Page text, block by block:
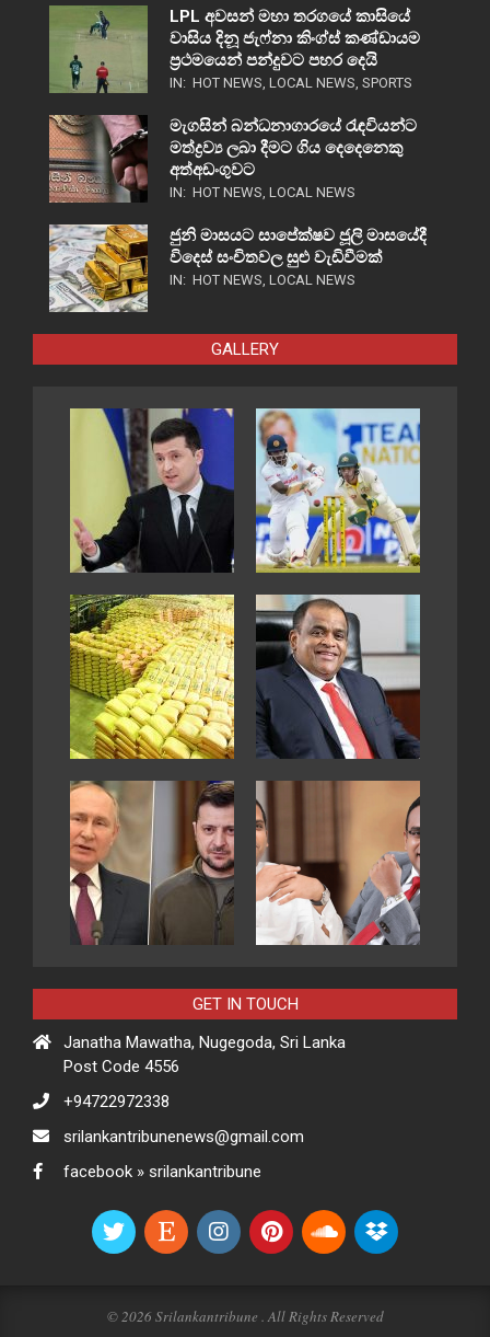
LPL අවසන් මහා තරගයේ කාසියේ
වාසිය දිනූ ජැෆ්නා කිංග්ස් කණ්ඩායම
ප්‍රථමයෙන් පන්දුවට පහර දෙයි
IN: HOT NEWS, LOCAL NEWS, SPORTS
මැගසින් බන්ධනාගාරයේ රැඳවියන්ට
මත්ද්‍රව්‍ය ලබා දීමට ගිය දෙදෙනෙකු
අත්අඩංගුවට
IN: HOT NEWS, LOCAL NEWS
ජුනි මාසයට සාපේක්ෂව ජූලි මාසයේදී
විදෙස් සංචිතවල සුළු වැඩිවීමක්
IN: HOT NEWS, LOCAL NEWS
GALLERY
GET IN TOUCH
Janatha Mawatha, Nugegoda, Sri Lanka
Post Code 4556
+94722972338
srilankantribunenews@gmail.com
facebook » srilankantribune
© 2026 Srilankantribune . All Rights Reserved